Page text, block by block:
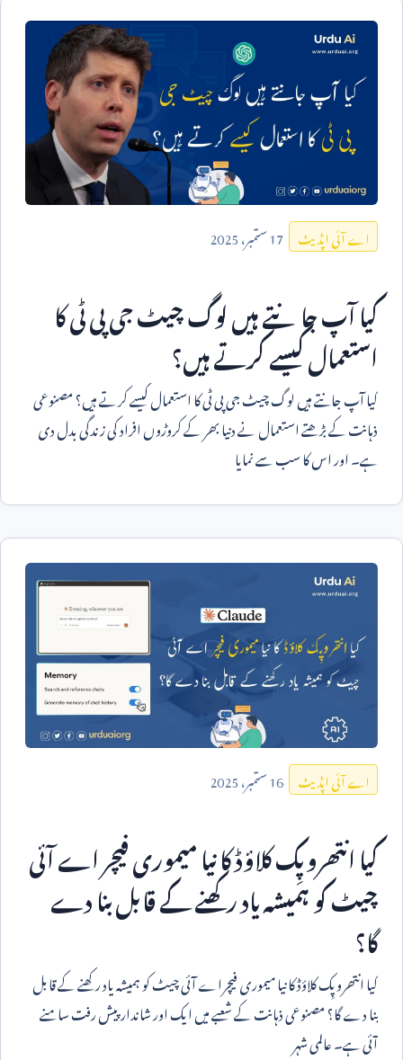
اے آئی اپڈیٹ 17ستمبر،2025
کیا آپ جانتے ہیں لوگ چیٹ جی پی ٹی کا
استعمال کیسے کرتے ہیں؟
کیا آپ جانتے ہیں لوگ چیٹ جی پی ٹی کا استعمال کیسے کرتے ہیں؟ مصنوعی
ذہانت کے بڑھتے استعمال نے دنیا بھر کے کروڑوں افراد کی زندگی بدل دی
ہے۔ اور اس کا سب سے نمایا
اے آئی اپڈیٹ 16ستمبر،2025
کیا انتھروپِک کلاؤڈ کا نیا میموری فیچر اے آئی
چیٹ کو ہمیشہ یاد رکھنے کے قابل بنا دے
گا؟
کیا انتھروپِک کلاؤڈ کا نیا میموری فیچراے آئی چیٹ کو ہمیشہ یاد رکھنے کے قابل
بنا دے گا؟ مصنوعی ذہانت کے شعبے میں ایک اور شاندار پیش رفت سامنے
آئی ہے۔ عالمی شہر